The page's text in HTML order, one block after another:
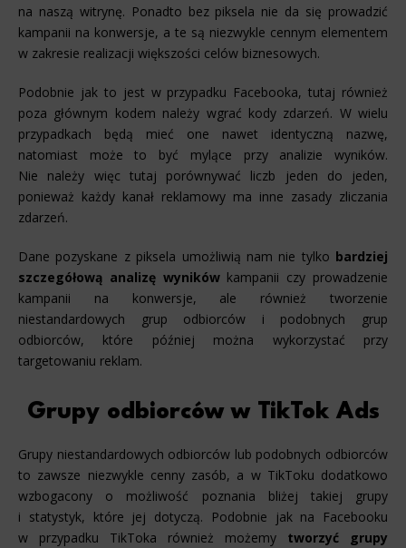
na naszą witrynę. Ponadto bez piksela nie da się prowadzić
kampanii na konwersje, a te są niezwykle cennym elementem
w zakresie realizacji większości celów biznesowych.
Podobnie jak to jest w przypadku Facebooka, tutaj również
poza głównym kodem należy wgrać kody zdarzeń. W wielu
przypadkach będą mieć one nawet identyczną nazwę,
natomiast może to być mylące przy analizie wyników.
Nie należy więc tutaj porównywać liczb jeden do jeden,
ponieważ każdy kanał reklamowy ma inne zasady zliczania
zdarzeń.
Dane pozyskane z piksela umożliwią nam nie tylko bardziej
szczegółową analizę wynikówkampanii czy prowadzenie
kampanii na konwersje, ale również tworzenie
niestandardowych grup odbiorców i podobnych grup
odbiorców, które później można wykorzystać przy
targetowaniu reklam.
Grupy odbiorców w TikTok Ads
Grupy niestandardowych odbiorców lub podobnych odbiorców
to zawsze niezwykle cenny zasób, a w TikToku dodatkowo
wzbogacony o możliwość poznania bliżej takiej grupy
i statystyk, które jej dotyczą. Podobnie jak na Facebooku
w przypadku TikToka również możemy tworzyć grupy